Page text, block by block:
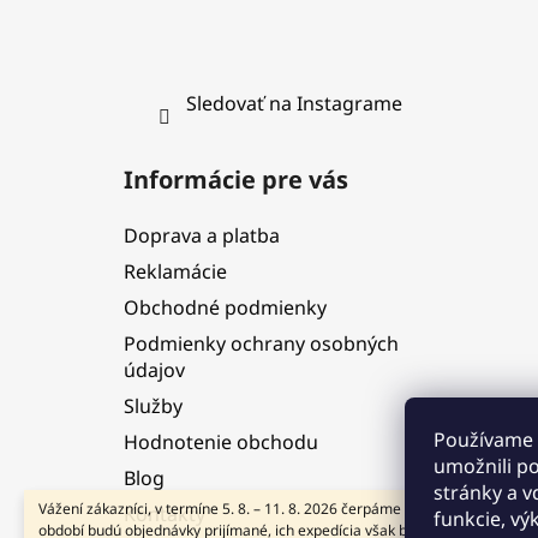
umožnili
stránky a
funkcie,
Vážení zákazníci, v termíne 5. 8. – 11. 8. 2026 čerpáme dovolenku. V tomto
období budú objednávky prijímané, ich expedícia však bude dočasne
Sledovať na Instagrame
Informácie pre vás
Doprava a platba
Reklamácie
Obchodné podmienky
Podmienky ochrany osobných
údajov
Služby
Hodnotenie obchodu
Blog
Kontakty